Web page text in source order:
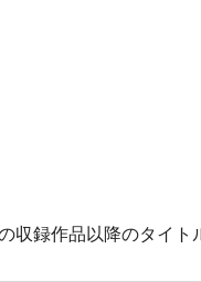
録作品以降のタイト